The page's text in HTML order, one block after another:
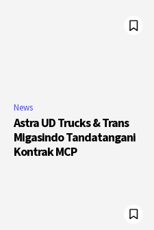
News
Astra UD Trucks & Trans
Migasindo Tandatangani
Kontrak MCP